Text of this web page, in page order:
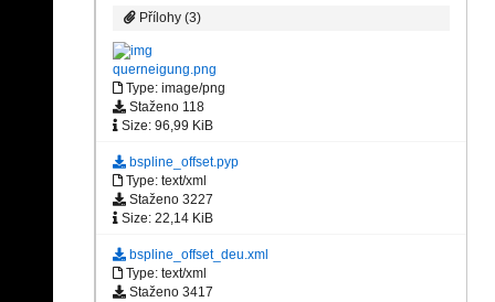
Přílohy (3)
querneigung.png
Type: image/png
Staženo 118
Size: 96,99 KiB
bspline_offset.pyp
Type: text/xml
Staženo 3227
Size: 22,14 KiB
bspline_offset_deu.xml
Type: text/xml
Staženo 3417